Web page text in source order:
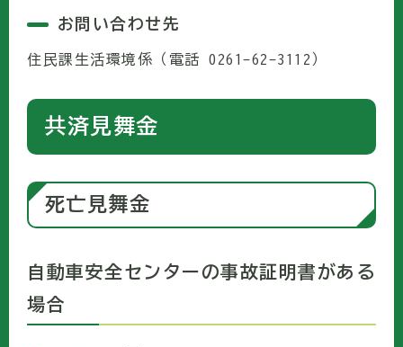
お問い合わせ先
住民課生活環境係（電話 0261-62-3112）
共済見舞金
死亡見舞金
自動車安全センターの事故証明書がある
場合